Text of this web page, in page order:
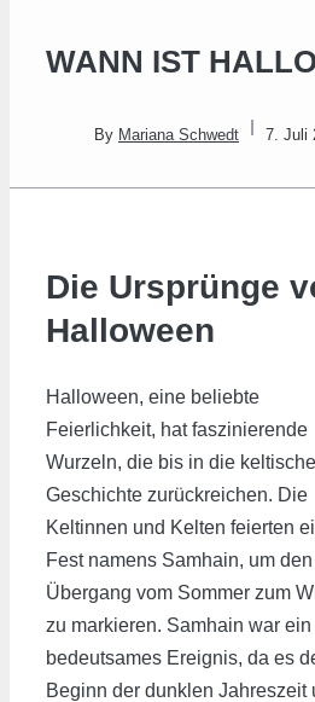
WANN IST
By Mariana Schwedt 7. Juli
Die Ursprünge
Halloween
Halloween, eine beliebte
Feierlichkeit, hat faszinierende
Wurzeln, die bis in die keltische
Geschichte zurückreichen. Die
Keltinnen und Kelten feierten
Fest namens Samhain, um den
Übergang vom Sommer zum
zu markieren. Samhain war ein
bedeutsames Ereignis, da es
Beginn der dunklen Jahreszeit